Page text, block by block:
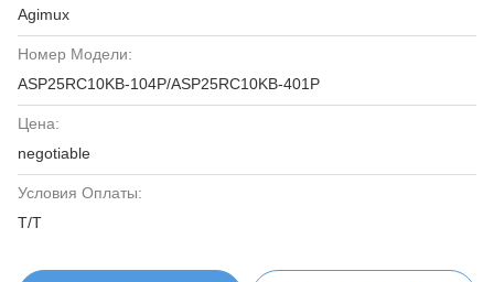
Agimux
Номер Модели:
ASP25RC10KB-104P/ASP25RC10KB-401P
Цена:
negotiable
Условия Оплаты:
T/T